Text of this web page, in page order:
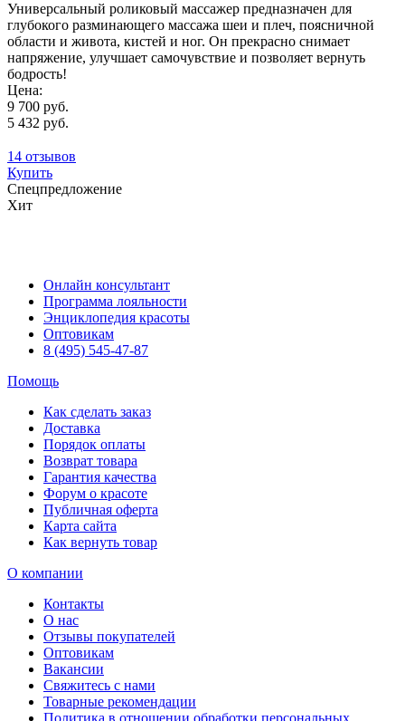
Универсальный роликовый массажер предназначен для
глубокого разминающего массажа шеи и плеч, поясничной
области и живота, кистей и ног. Он прекрасно снимает
напряжение, улучшает самочувствие и позволяет вернуть
бодрость!
Цена:
9 700 руб.
5 432 руб.
14 отзывов
Купить
Спецпредложение
Хит
Онлайн консультант
Программа лояльности
Энциклопедия красоты
Оптовикам
8 (495) 545-47-87
Помощь
Как сделать заказ
Доставка
Порядок оплаты
Возврат товара
Гарантия качества
Форум о красоте
Публичная оферта
Карта сайта
Как вернуть товар
О компании
Контакты
О нас
Отзывы покупателей
Оптовикам
Вакансии
Свяжитесь с нами
Товарные рекомендации
Политика в отношении обработки персональных